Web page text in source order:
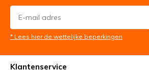
* Lees hier de wettelijke beperkingen
Klantenservice